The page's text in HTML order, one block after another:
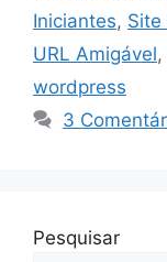
Iniciantes, Site
URL Amigável,
wordpress
3
Pesquisar